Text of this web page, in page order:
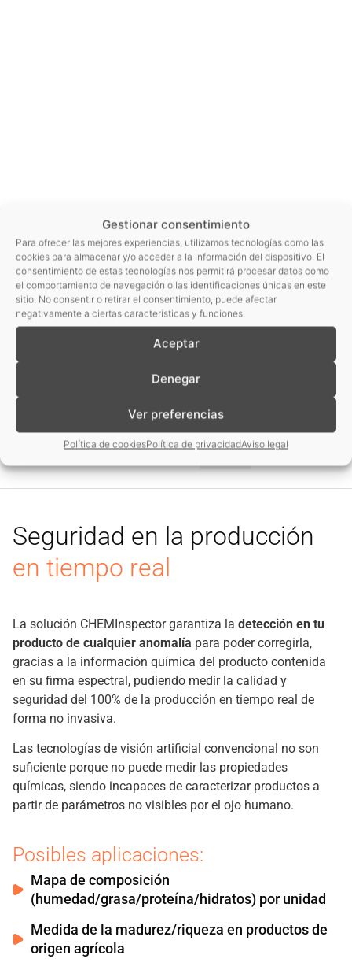
Gestionar consentimiento
Para ofrecer las mejores experiencias, utilizamos tecnologías como las
cookies para almacenar y/o acceder a la información del dispositivo. El
consentimiento de estas tecnologías nos permitirá procesar datos como
el comportamiento de navegación o las identificaciones únicas en este
sitio. No consentir o retirar el consentimiento, puede afectar
negativamente a ciertas características y funciones.
Aceptar
Denegar
Ver preferencias
Política de cookiesPolítica de privacidadAviso legal
BeneficiosTecnologíaImplantación
Casos
de
éxito
RentabilidadContactar
Seguridad en la producción
en tiempo real
La solución CHEMInspector garantiza la detección en tu
producto de cualquier anomalía para poder corregirla,
gracias a la información química del producto contenida
en su firma espectral, pudiendo medir la calidad y
seguridad del 100% de la producción en tiempo real de
forma no invasiva.
Las tecnologías de visión artificial convencional no son
suficiente porque no puede medir las propiedades
químicas, siendo incapaces de caracterizar productos a
partir de parámetros no visibles por el ojo humano.
Posibles aplicaciones:
Mapa de composición
(humedad/grasa/proteína/hidratos) por unidad
Medida de la madurez/riqueza en productos de
origen agrícola